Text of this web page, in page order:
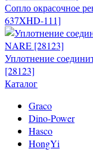
Сопло окрасочное
637XHD-111]
Уплотнение
[28123]
Каталог
Graco
Dino-Power
Hasco
HongYi